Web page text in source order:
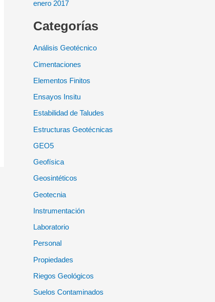
enero 2017
Categorías
Análisis Geotécnico
Cimentaciones
Elementos Finitos
Ensayos Insitu
Estabilidad de Taludes
Estructuras Geotécnicas
GEO5
Geofísica
Geosintéticos
Geotecnia
Instrumentación
Laboratorio
Personal
Propiedades
Riegos Geológicos
Suelos Contaminados